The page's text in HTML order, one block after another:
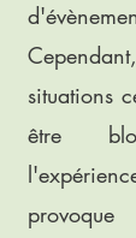
situations
être